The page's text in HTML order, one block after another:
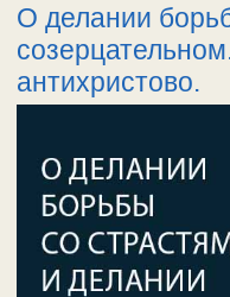
О делании
антихристово.